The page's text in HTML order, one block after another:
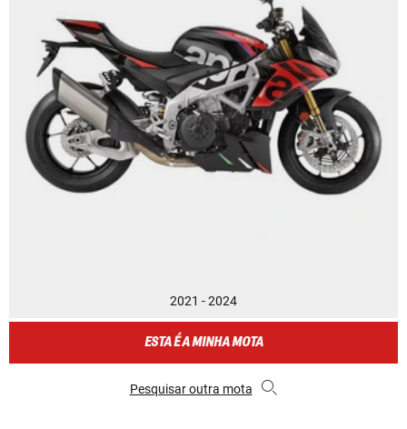
2021 - 2024
ESTA É A MINHA MOTA
Pesquisar outra mota